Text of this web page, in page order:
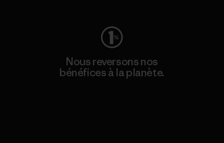
Nous reversons nos
bénéfices à la planète.